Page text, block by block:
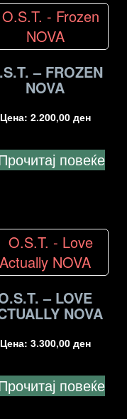
– FROZEN
NOVA
Цена: 2.200,00 ден
повеќе
– LOVE
NOVA
Цена: 3.300,00 ден
повеќе